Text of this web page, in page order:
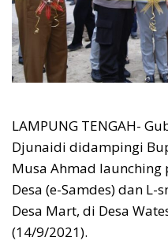
LAMPUNG TENGAH-
Djunaidi didampingi
Musa Ahmad
Desa (e-Samdes) dan
Desa Mart, di Desa
(14/9/2021).